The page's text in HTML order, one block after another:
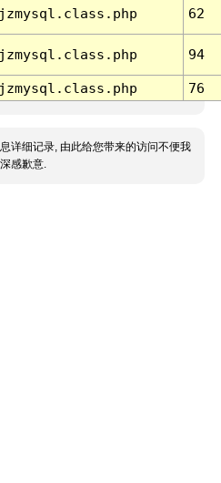
62
94
76
详细记录, 由此给您带来的访问不便我
感歉意.